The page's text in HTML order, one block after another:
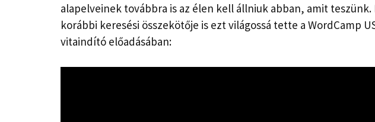
alapelveinek továbbra is az élen kell állniuk abban, amit teszünk.
korábbi keresési összekötője is ezt világossá tette a WordCamp
vitaindító előadásában: